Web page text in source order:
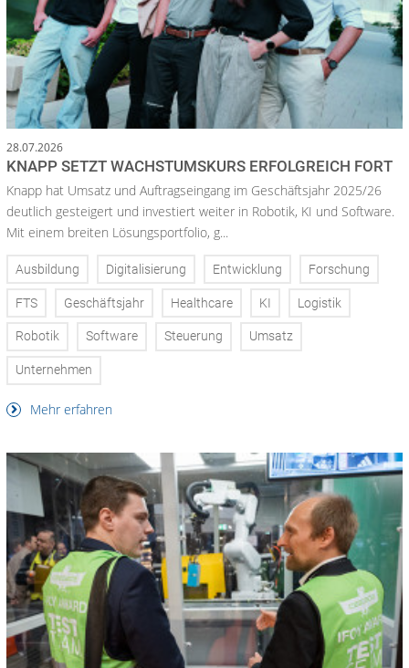
28.07.2026
KNAPP SETZT WACHSTUMSKURS ERFOLGREICH FORT
Knapp hat Umsatz und Auftragseingang im Geschäftsjahr 2025/26
deutlich gesteigert und investiert weiter in Robotik, KI und Software.
Mit einem breiten Lösungsportfolio, g...
Ausbildung Digitalisierung Entwicklung Forschung
FTS Geschäftsjahr Healthcare KI Logistik
Robotik Software Steuerung Umsatz
Unternehmen
Mehr erfahren